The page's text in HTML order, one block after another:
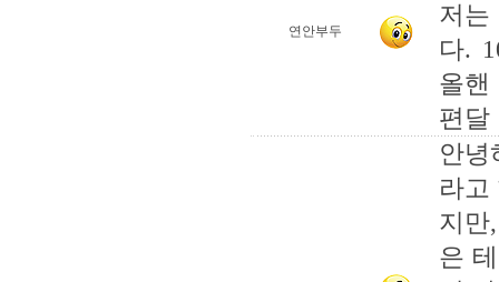
연안부두
저
다.
올핸
편달
안녕
라고
지만
은